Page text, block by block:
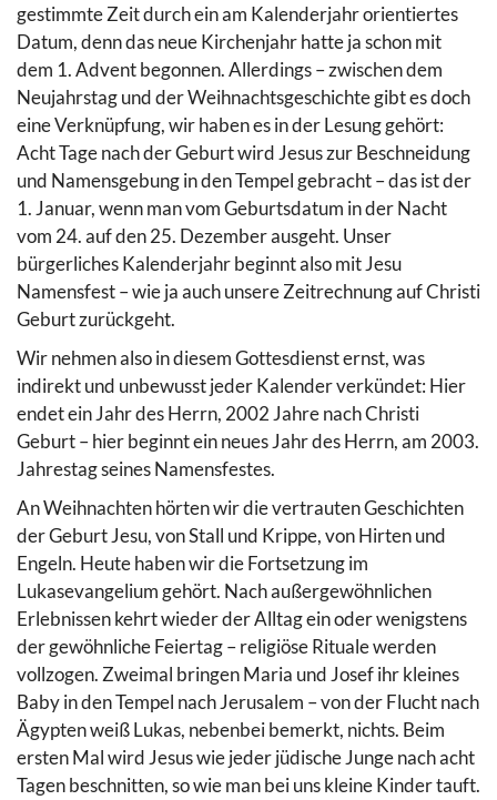
gestimmte Zeit durch ein am Kalenderjahr orientiertes
Datum, denn das neue Kirchenjahr hatte ja schon mit
dem 1. Advent begonnen. Allerdings – zwischen dem
Neujahrstag und der Weihnachtsgeschichte gibt es doch
eine Verknüpfung, wir haben es in der Lesung gehört:
Acht Tage nach der Geburt wird Jesus zur Beschneidung
und Namensgebung in den Tempel gebracht – das ist der
1. Januar, wenn man vom Geburtsdatum in der Nacht
vom 24. auf den 25. Dezember ausgeht. Unser
bürgerliches Kalenderjahr beginnt also mit Jesu
Namensfest – wie ja auch unsere Zeitrechnung auf Christi
Geburt zurückgeht.
Wir nehmen also in diesem Gottesdienst ernst, was
indirekt und unbewusst jeder Kalender verkündet: Hier
endet ein Jahr des Herrn, 2002 Jahre nach Christi
Geburt – hier beginnt ein neues Jahr des Herrn, am 2003.
Jahrestag seines Namensfestes.
An Weihnachten hörten wir die vertrauten Geschichten
der Geburt Jesu, von Stall und Krippe, von Hirten und
Engeln. Heute haben wir die Fortsetzung im
Lukasevangelium gehört. Nach außergewöhnlichen
Erlebnissen kehrt wieder der Alltag ein oder wenigstens
der gewöhnliche Feiertag – religiöse Rituale werden
vollzogen. Zweimal bringen Maria und Josef ihr kleines
Baby in den Tempel nach Jerusalem – von der Flucht nach
Ägypten weiß Lukas, nebenbei bemerkt, nichts. Beim
ersten Mal wird Jesus wie jeder jüdische Junge nach acht
Tagen beschnitten, so wie man bei uns kleine Kinder tauft.